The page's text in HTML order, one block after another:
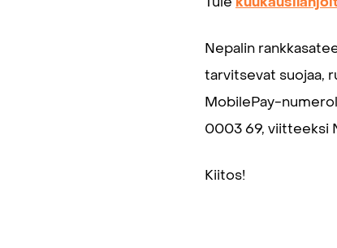
Nepalin
tarvitsevat suojaa,
MobilePay-
0003 69, viitteeksi
Kiitos!